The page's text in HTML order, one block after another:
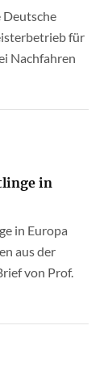
für
Nachfahren
in
in Europa
aus der
von Prof.